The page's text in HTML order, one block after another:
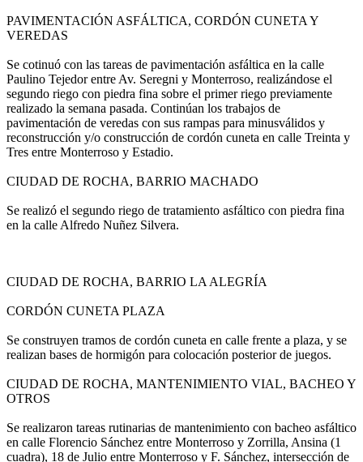
PAVIMENTACIÓN ASFÁLTICA, CORDÓN CUNETA Y
VEREDAS
Se cotinuó con las tareas de pavimentación asfáltica en la calle
Paulino Tejedor entre Av. Seregni y Monterroso, realizándose el
segundo riego con piedra fina sobre el primer riego previamente
realizado la semana pasada. Continúan los trabajos de
pavimentación de veredas con sus rampas para minusválidos y
reconstrucción y/o construcción de cordón cuneta en calle Treinta y
Tres entre Monterroso y Estadio.
CIUDAD DE ROCHA, BARRIO MACHADO
Se realizó el segundo riego de tratamiento asfáltico con piedra fina
en la calle Alfredo Nuñez Silvera.
CIUDAD DE ROCHA, BARRIO LA ALEGRÍA
CORDÓN CUNETA PLAZA
Se construyen tramos de cordón cuneta en calle frente a plaza, y se
realizan bases de hormigón para colocación posterior de juegos.
CIUDAD DE ROCHA, MANTENIMIENTO VIAL, BACHEO Y
OTROS
Se realizaron tareas rutinarias de mantenimiento con bacheo asfáltico
en calle Florencio Sánchez entre Monterroso y Zorrilla, Ansina (1
cuadra), 18 de Julio entre Monterroso y F. Sánchez, intersección de